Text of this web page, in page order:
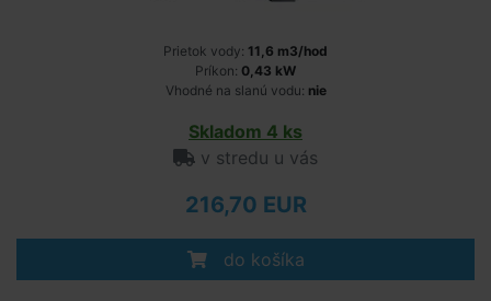
Prietok vody: 11,6 m3/hod
Príkon: 0,43 kW
Vhodné na slanú vodu: nie
Skladom 4 ks
v stredu u vás
216,70 EUR
do košíka